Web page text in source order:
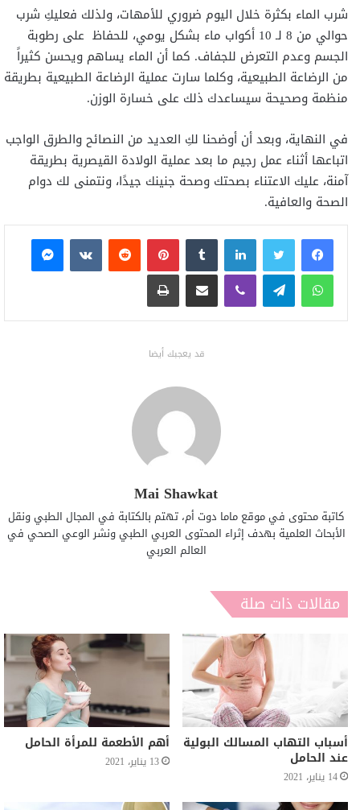
شرب الماء بكثرة خلال اليوم ضروري للأمهات، ولذلك فعليكِ شرب
حوالي من 8 لـ 10 أكواب ماء بشكل يومي، للحفاظ على رطوبة
الجسم وعدم التعرض للجفاف. كما أن الماء يساهم ويحسن كثيراً
من الرضاعة الطبيعية، وكلما سارت عملية الرضاعة الطبيعية بطريقة
منظمة وصحيحة سيساعدك ذلك على خسارة الوزن.
في النهاية، وبعد أن أوضحنا لكِ العديد من النصائح والطرق الواجب
اتباعها أثناء عمل رجيم ما بعد عملية الولادة القيصرية بطريقة
آمنة، عليك الاعتناء بصحتك وصحة جنينك جيدًا، ونتمنى لك دوام
الصحة والعافية.
فيسبوكتويتر لينكدإن بينتيريست
ماسنجر
واتساب تيلقرام ڤايبر مشاركة عبر البريد طباعة
قد يعجبك أيضا
Mai Shawkat
كاتبة محتوى في موقع ماما دوت أم، تهتم بالكتابة في المجال الطبي ونقل
الأبحاث العلمية بهدف إثراء المحتوى العربي الطبي ونشر الوعي الصحي في
العالم العربي
مقالات ذات صلة
أسباب التهاب المسالك البولية
عند الحامل
14 يناير، 2021
أهم الأطعمة للمرأة الحامل
13 يناير، 2021